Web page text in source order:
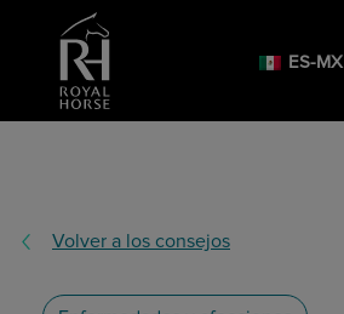
ES-MX
Volver a los consejos